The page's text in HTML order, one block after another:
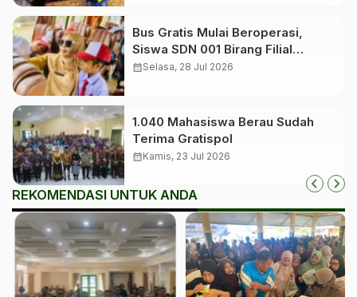
Bus Gratis Mulai Beroperasi,
Siswa SDN 001 Birang Filial
Berangkat ke Sekolah Induk
calendar_monthSelasa, 28 Jul 2026
1.040 Mahasiswa Berau Sudah
Terima Gratispol
calendar_monthKamis, 23 Jul 2026
REKOMENDASI UNTUK ANDA